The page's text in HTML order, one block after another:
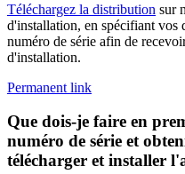
Téléchargez la distribution sur
d'installation, en spécifiant vos
numéro de série afin de
d'installation.
Permanent link
Que dois-je faire en
numéro de série et
télécharger et installer